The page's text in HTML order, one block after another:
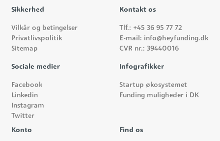
Sikkerhed
Vilkår og betingelser
Privatlivspolitik
Sitemap
Kontakt os
Tlf.: +45 36 95 77 72
E-mail: info@heyfunding.dk
CVR nr.: 39440016
Sociale medier
Facebook
Linkedin
Instagram
Twitter
Infografikker
Startup økosystemet
Funding muligheder i DK
Konto Find os